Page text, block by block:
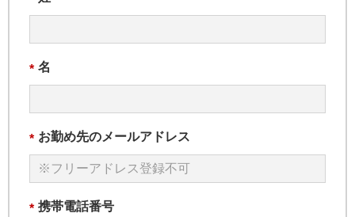
* 名
* お勤め先のメールアドレス
* 携帯電話番号